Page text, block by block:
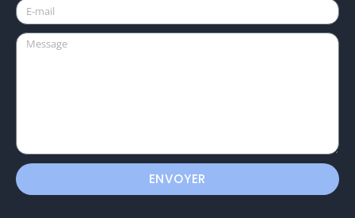
ENVOYER